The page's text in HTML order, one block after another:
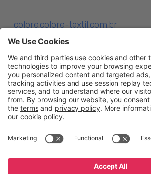
colore.colore-textil.com.br